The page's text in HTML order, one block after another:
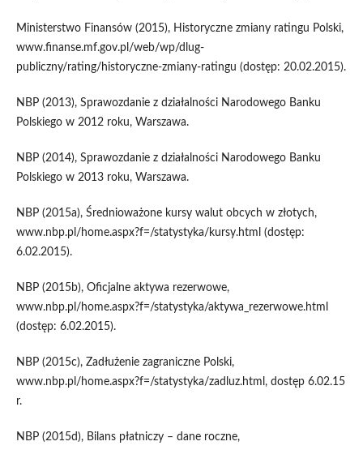
Ministerstwo Finansów (2015), Historyczne zmiany ratingu Polski,
www.finanse.mf.gov.pl/web/wp/dlug-
publiczny/rating/historyczne-zmiany-ratingu (dostęp: 20.02.2015).
NBP (2013), Sprawozdanie z działalności Narodowego Banku
Polskiego w 2012 roku, Warszawa.
NBP (2014), Sprawozdanie z działalności Narodowego Banku
Polskiego w 2013 roku, Warszawa.
NBP (2015a), Średnioważone kursy walut obcych w złotych,
www.nbp.pl/home.aspx?f=/statystyka/kursy.html (dostęp:
6.02.2015).
NBP (2015b), Oficjalne aktywa rezerwowe,
www.nbp.pl/home.aspx?f=/statystyka/aktywa_rezerwowe.html
(dostęp: 6.02.2015).
NBP (2015c), Zadłużenie zagraniczne Polski,
www.nbp.pl/home.aspx?f=/statystyka/zadluz.html, dostęp 6.02.15
r.
NBP (2015d), Bilans płatniczy – dane roczne,